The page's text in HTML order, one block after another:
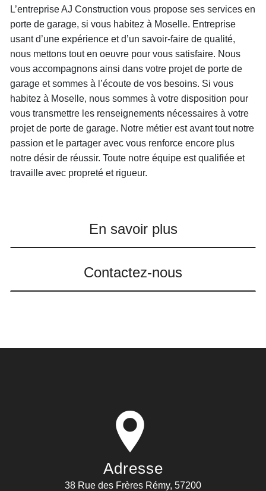
L’entrepriseAJ Construction vous propose ses services en
porte de garage, si vous habitez à Moselle. Entreprise
usant d’une expérience et d’un savoir-faire de qualité,
nous mettons tout en oeuvre pour vous satisfaire. Nous
vous accompagnons ainsi dans votre projet de porte de
garage et sommes à l’écoute de vos besoins. Si vous
habitez à Moselle, nous sommes à votre disposition pour
vous transmettre les renseignements nécessaires à votre
projet de porte de garage. Notre métier est avant tout notre
passion et le partager avec vous renforce encore plus
notre désir de réussir. Toute notre équipe est qualifiée et
travaille avec propreté et rigueur.
En savoir plus
Contactez-nous
Adresse
38 Rue des Frères Rémy, 57200